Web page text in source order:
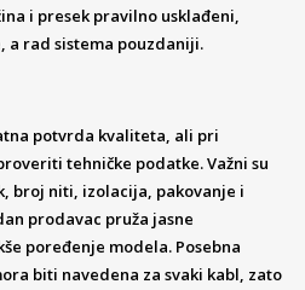
i presek pravilno usklađeni,
a rad sistema pouzdaniji.
potvrda kvaliteta, ali pri
tehničke podatke. Važni su
broj niti, izolacija, pakovanje i
prodavac pruža jasne
poređenje modela. Posebna
biti navedena za svaki kabl, zato